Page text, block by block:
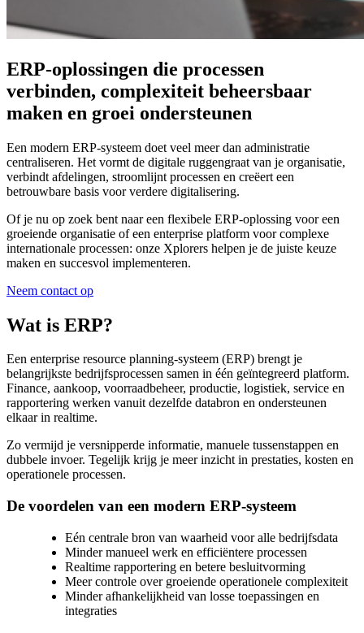
ERP-oplossingen die processen
verbinden, complexiteit beheersbaar
maken en groei ondersteunen
Een modern ERP-systeem doet veel meer dan administratie
centraliseren. Het vormt de digitale ruggengraat van je organisatie,
verbindt afdelingen, stroomlijnt processen en creëert een
betrouwbare basis voor verdere digitalisering.
Of je nu op zoek bent naar een flexibele ERP-oplossing voor een
groeiende organisatie of een enterprise platform voor complexe
internationale processen: onze Xplorers helpen je de juiste keuze
maken en succesvol implementeren.
Neem contact op
Wat is ERP?
Een enterprise resource planning-systeem (ERP) brengt je
belangrijkste bedrijfsprocessen samen in één geïntegreerd platform.
Finance, aankoop, voorraadbeheer, productie, logistiek, service en
rapportering werken vanuit dezelfde databron en ondersteunen
elkaar in realtime.
Zo vermijd je versnipperde informatie, manuele tussenstappen en
dubbele invoer. Tegelijk krijg je meer inzicht in prestaties, kosten en
operationele processen.
De voordelen van een modern ERP-systeem
Eén centrale bron van waarheid voor alle bedrijfsdata
Minder manueel werk en efficiëntere processen
Realtime rapportering en betere besluitvorming
Meer controle over groeiende operationele complexiteit
Minder afhankelijkheid van losse toepassingen en
integraties